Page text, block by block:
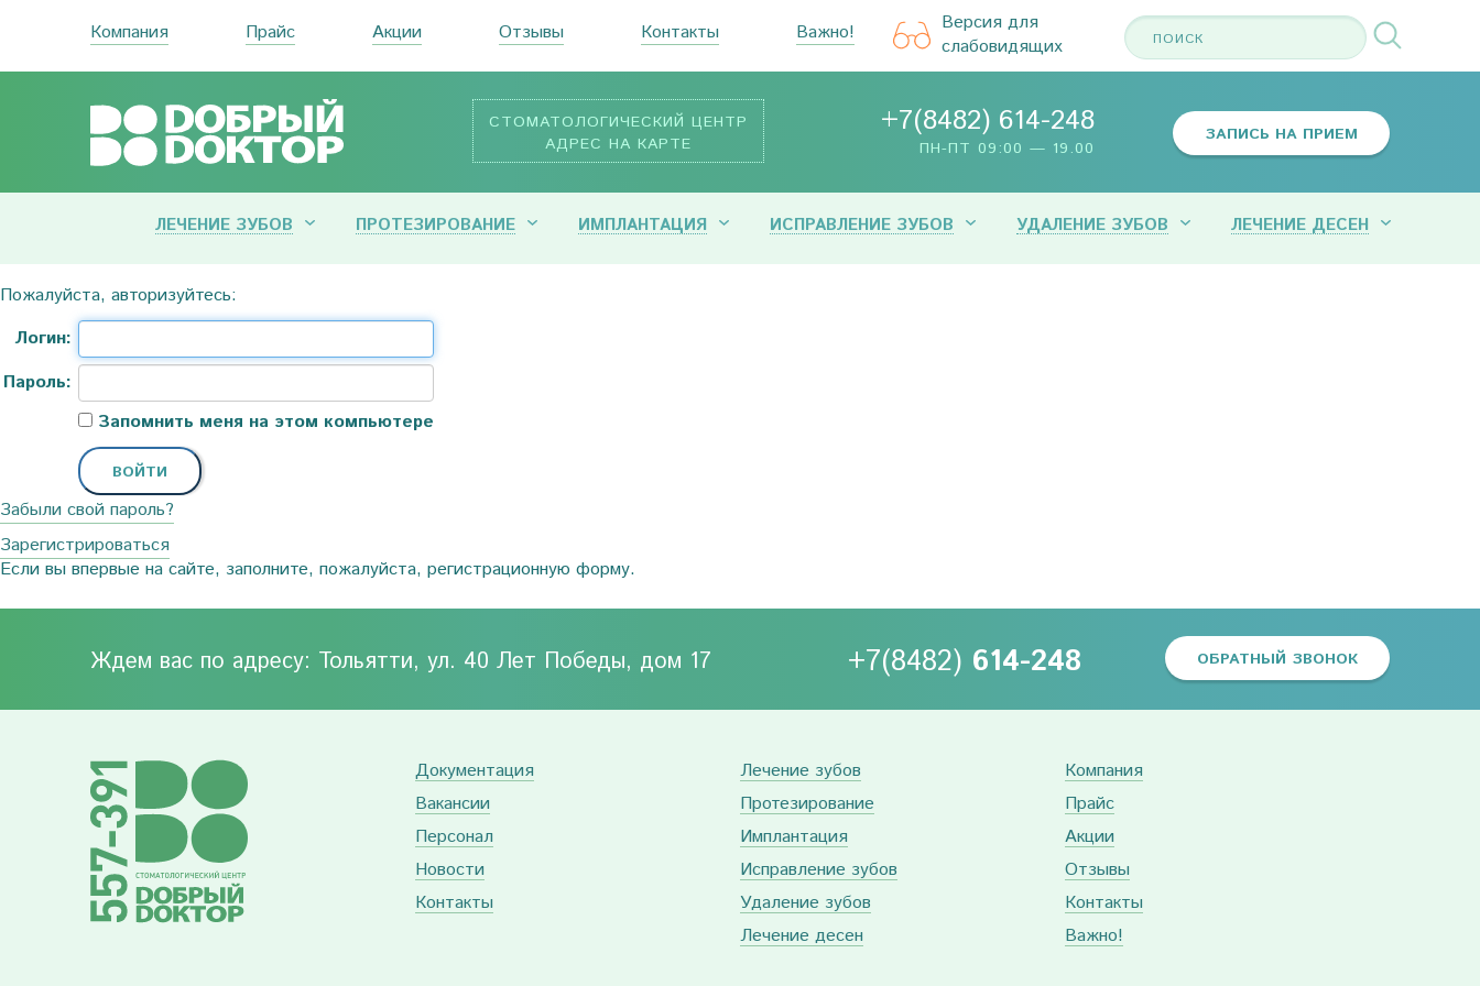
Компания Прайс Акции Отзывы Контакты Важно!
Версия для
слабовидящих
СТОМАТОЛОГИЧЕСКИЙ ЦЕНТР
АДРЕС НА КАРТЕ
+7(8482) 614-248
ПН-ПТ 09:00 — 19.00
ЗАПИСЬ НА ПРИЕМ
ЛЕЧЕНИЕ ЗУБОВ ПРОТЕЗИРОВАНИЕ ИМПЛАНТАЦИЯ ИСПРАВЛЕНИЕ ЗУБОВ УДАЛЕНИЕ ЗУБОВ ЛЕЧЕНИЕ ДЕСЕН
Пожалуйста, авторизуйтесь:
Логин:
Пароль:
Запомнить меня на этом компьютере
Забыли свой пароль?
Зарегистрироваться
Если вы впервые на сайте, заполните, пожалуйста, регистрационную форму.
Ждем вас по адресу: Тольятти, ул. 40 Лет Победы, дом 17 +7(8482) 614-248 ОБРАТНЫЙ ЗВОНОК
Документация
Вакансии
Персонал
Новости
Контакты
Лечение зубов
Протезирование
Имплантация
Исправление зубов
Удаление зубов
Лечение десен
Компания
Прайс
Акции
Отзывы
Контакты
Важно!